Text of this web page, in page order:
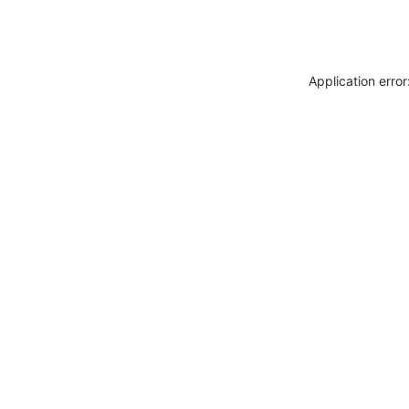
Application